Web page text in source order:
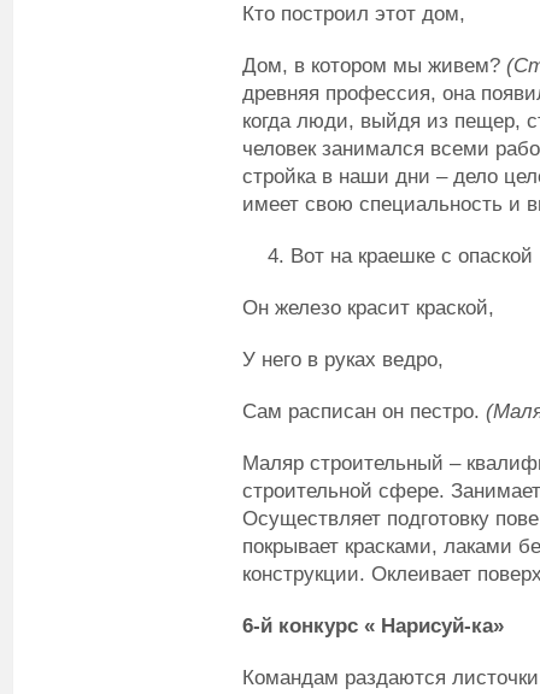
Кто построил этот дом,
Дом, в котором мы живем?
древняя профессия, она
когда люди, выйдя из пещер,
человек занимался всеми
стройка в наши дни – дело
имеет свою специальность и
Вот на краешке с опаской
Он железо красит краской,
У него в руках ведро,
Сам расписан он пестро.
Маляр строительный –
строительной сфере.
Осуществляет подготовку
покрывает красками, лаками
конструкции. Оклеивает
6-й конкурс « Нарисуй-ка»
Командам раздаются